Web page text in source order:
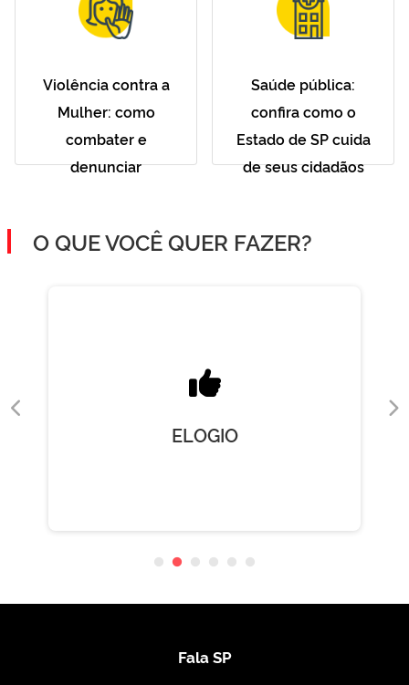
Violência contra a
Mulher: como
combater e
denunciar
Saúde pública:
confira como o
Estado de SP cuida
de seus cidadãos
O QUE VOCÊ QUER FAZER?
ELOGIO
Fala SP